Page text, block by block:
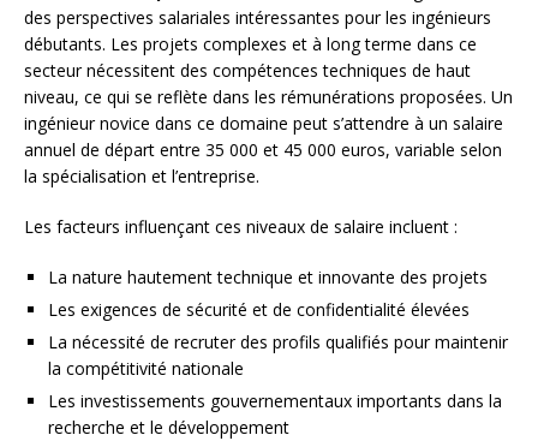
des perspectives salariales intéressantes pour les ingénieurs
débutants. Les projets complexes et à long terme dans ce
secteur nécessitent des compétences techniques de haut
niveau, ce qui se reflète dans les rémunérations proposées. Un
ingénieur novice dans ce domaine peut s’attendre à un salaire
annuel de départ entre 35 000 et 45 000 euros, variable selon
la spécialisation et l’entreprise.
Les facteurs influençant ces niveaux de salaire incluent :
La nature hautement technique et innovante des projets
Les exigences de sécurité et de confidentialité élevées
La nécessité de recruter des profils qualifiés pour maintenir
la compétitivité nationale
Les investissements gouvernementaux importants dans la
recherche et le développement